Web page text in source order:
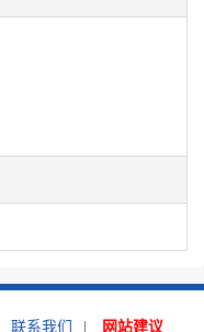
联系我们 网站建议